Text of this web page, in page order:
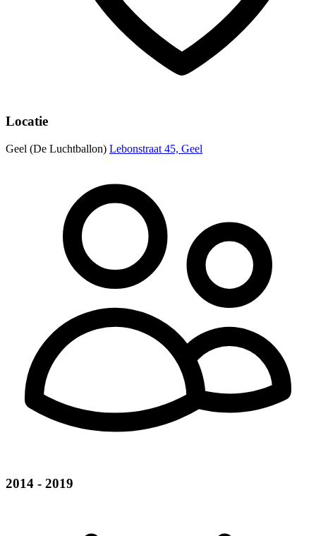
Locatie
Geel (De Luchtballon) Lebonstraat 45, Geel
2014 - 2019